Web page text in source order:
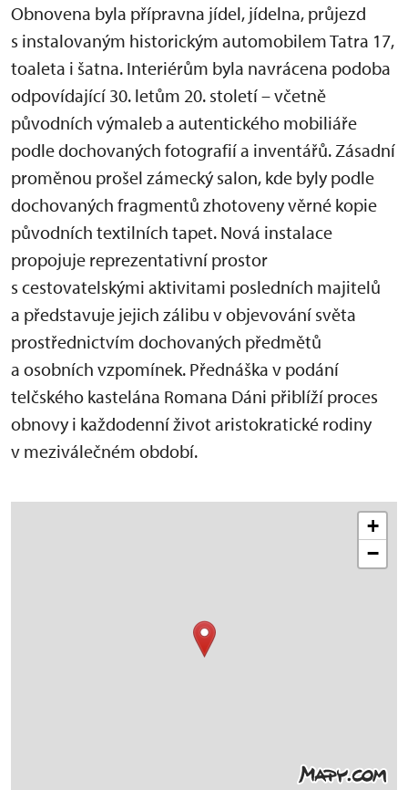
Obnovena byla přípravna jídel, jídelna, průjezd
s instalovaným historickým automobilem Tatra 17,
toaleta i šatna. Interiérům byla navrácena podoba
odpovídající 30. letům 20. století – včetně
původních výmaleb a autentického mobiliáře
podle dochovaných fotografií a inventářů. Zásadní
proměnou prošel zámecký salon, kde byly podle
dochovaných fragmentů zhotoveny věrné kopie
původních textilních tapet. Nová instalace
propojuje reprezentativní prostor
s cestovatelskými aktivitami posledních majitelů
a představuje jejich zálibu v objevování světa
prostřednictvím dochovaných předmětů
a osobních vzpomínek. Přednáška v podání
telčského kastelána Romana Dáni přiblíží proces
obnovy i každodenní život aristokratické rodiny
v meziválečném období.
+
−